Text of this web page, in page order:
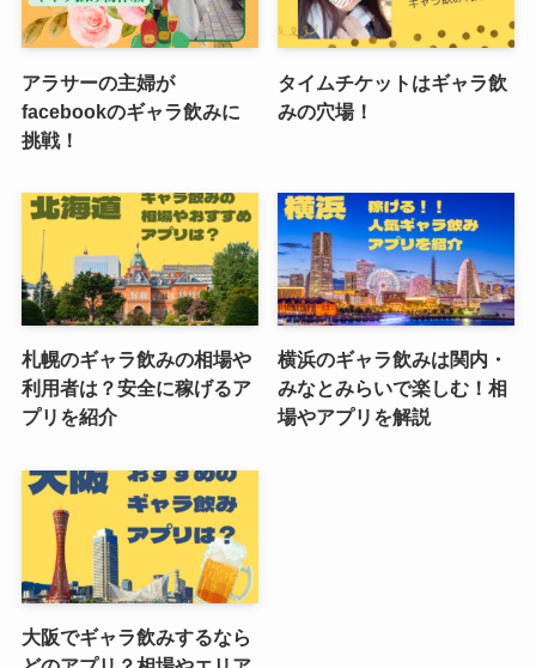
アラサーの主婦が
facebookのギャラ飲みに
挑戦！
タイムチケットはギャラ飲
みの穴場！
札幌のギャラ飲みの相場や
利用者は？安全に稼げるア
プリを紹介
横浜のギャラ飲みは関内・
みなとみらいで楽しむ！相
場やアプリを解説
大阪でギャラ飲みするなら